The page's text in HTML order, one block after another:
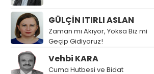
GÜLÇİN ITIRLI ASLAN
Zaman mı Akıyor, Yoksa Biz mi
Geçip Gidiyoruz!
Vehbi KARA
Cuma Hutbesi ve Bidat